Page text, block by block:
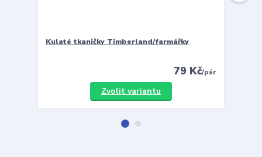
Kulaté tkaničky Timberland/farmářky
79 Kč/pár
Zvolit variantu